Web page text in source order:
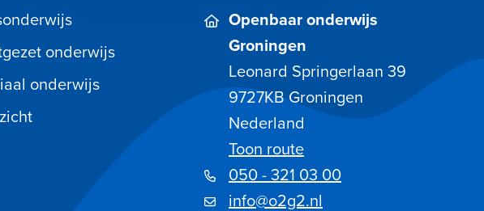
onderwijs
onderwijs
Openbaar onderwijs
Groningen
Leonard Springerlaan 39
9727KBGroningen
Nederland
Toon route
050 - 321 03 00
info@o2g2.nl